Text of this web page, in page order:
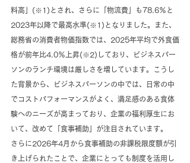
料高」(※1)とされ、さらに「物流費」も78.6％と
2023年以降で最高水準(※1)となりました。また、
総務省の消費者物価指数では、2025年平均で外食価
格が前年比4.0％上昇(※2)しており、ビジネスパー
ソンのランチ環境は厳しさを増しています。こうし
た背景から、ビジネスパーソンの中では、日常の中
でコストパフォーマンスがよく、満足感のある食体
験へのニーズが高まっており、企業の福利厚生にお
いて、改めて「食事補助」が注目されています。
さらに2026年4月から食事補助の非課税限度額が引
き上げられたことで、企業にとっても制度を活用し